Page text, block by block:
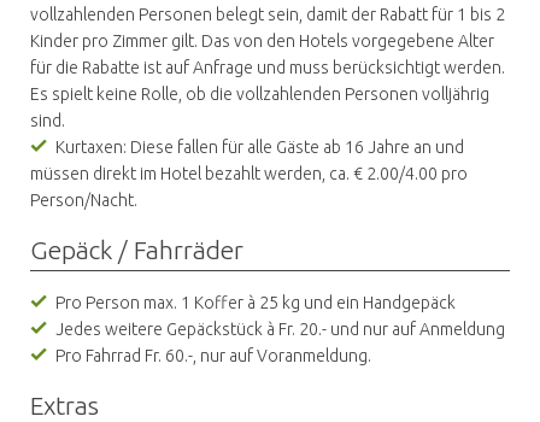
vollzahlenden Personen belegt sein, damit der Rabatt für 1 bis 2
Kinder pro Zimmer gilt. Das von den Hotels vorgegebene Alter
für die Rabatte ist auf Anfrage und muss berücksichtigt werden.
Es spielt keine Rolle, ob die vollzahlenden Personen volljährig
sind.
Kurtaxen: Diese fallen für alle Gäste ab 16 Jahre an und
müssen direkt im Hotel bezahlt werden, ca. € 2.00/4.00 pro
Person/Nacht.
Gepäck / Fahrräder
Pro Person max. 1 Koffer à 25 kg und ein Handgepäck
Jedes weitere Gepäckstück à Fr. 20.- und nur auf Anmeldung
Pro Fahrrad Fr. 60.-, nur auf Voranmeldung.
Extras